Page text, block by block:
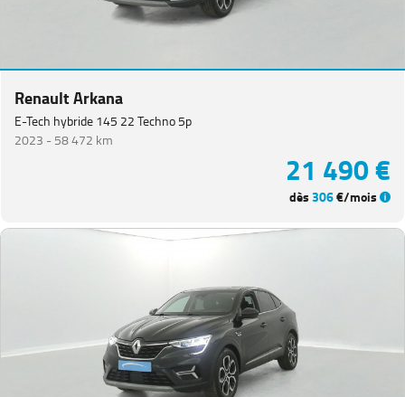
Renault Arkana
E-Tech hybride 145 22 Techno 5p
2023 -58 472 km
21 490 €
dès306€/mois